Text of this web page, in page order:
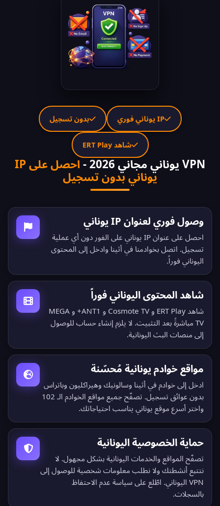
VPN يوناني مجاني 2026 -
احصل على IP
يوناني بدون تسجيل
وصول فوري لعنوان IP يوناني
احصل على عنوان IP يوناني على الفور دون أي عملية
تسجيل. اتصل بخوادمنا في أثينا وادخل إلى المحتوى
اليوناني فوراً.
شاهد المحتوى اليوناني فوراً
شاهد ERT Play و Cosmote TV و ANT1+ و MEGA
TV مباشرةً بعد التثبيت. لا يلزم إنشاء حساب للوصول
إلى منصات البث اليونانية.
مواقع خوادم يونانية مُحسّنة
ادخل إلى خوادم في أثينا وسالونيك وهيراكليون وباتراس
بدون عوائق تسجيل. تصفّح جميع مواقع الخوادم الـ 102
واختر أسرع موقع يوناني يناسب احتياجاتك.
حماية الخصوصية اليونانية
تصفّح المواقع والخدمات اليونانية بشكل مجهول. لا
نتتبع أنشطتك ولا نطلب معلومات شخصية للوصول إلى
VPN اليوناني. اطّلع على
سياسة عدم الاحتفاظ
بالسجلات.
IP يوناني فوري بدون تسجيل
شاهد ERT Play